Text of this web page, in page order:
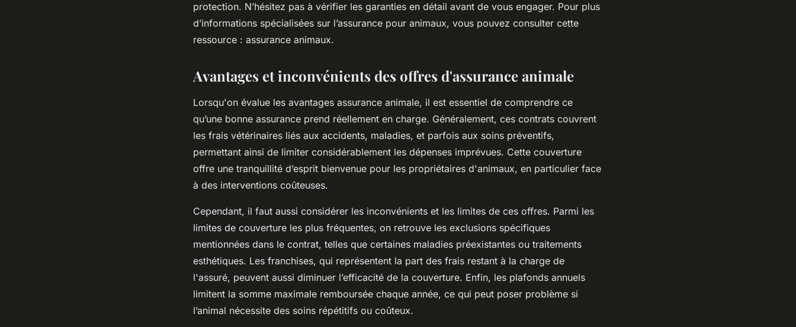
protection. N’hésitez pas à vérifier les garanties en détail avant de vous engager. Pour plus
d’informations spécialisées sur l’assurance pour animaux, vous pouvez consulter cette
ressource : assurance animaux.
Avantages et inconvénients des offres d'assurance animale
Lorsqu'on évalue les avantages assurance animale, il est essentiel de comprendre ce
qu’une bonne assurance prend réellement en charge. Généralement, ces contrats couvrent
les frais vétérinaires liés aux accidents, maladies, et parfois aux soins préventifs,
permettant ainsi de limiter considérablement les dépenses imprévues. Cette couverture
offre une tranquillité d’esprit bienvenue pour les propriétaires d'animaux, en particulier face
à des interventions coûteuses.
Cependant, il faut aussi considérer les inconvénients et les limites de ces offres. Parmi les
limites de couverture les plus fréquentes, on retrouve les exclusions spécifiques
mentionnées dans le contrat, telles que certaines maladies préexistantes ou traitements
esthétiques. Les franchises, qui représentent la part des frais restant à la charge de
l'assuré, peuvent aussi diminuer l’efficacité de la couverture. Enfin, les plafonds annuels
limitent la somme maximale remboursée chaque année, ce qui peut poser problème si
l’animal nécessite des soins répétitifs ou coûteux.